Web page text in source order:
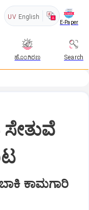
UV English
E-Paper
ಹೊಂಗಿರಣ Search
ಕಾಮಗಾರಿ